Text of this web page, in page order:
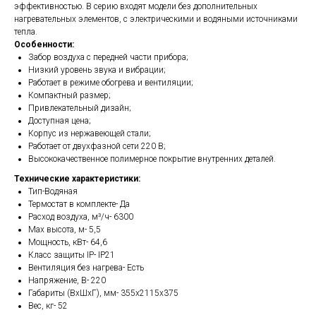
эффективностью. В серию входят модели без дополнительных
нагревательных элементов, с электрическими и водяными источниками
тепла.
Особенности:
Забор воздуха с передней части прибора;
Низкий уровень звука и вибрации;
Работает в режиме обогрева и вентиляции;
Компактный размер;
Привлекательный дизайн;
Доступная цена;
Корпус из нержавеющей стали;
Работает от двухфазной сети 220 В;
Высококачественное полимерное покрытие внутренних деталей.
Технические характеристики:
Тип-Водяная
Термостат в комплекте- Да
Расход воздуха, м³/ч- 6300
Max высота, м- 5,5
Мощность, кВт- 64,6
Класс защиты IP- IP21
Вентиляция без нагрева- Есть
Напряжение, В- 220
Габариты (ВхШхГ), мм- 355х2115х375
Вес, кг- 52